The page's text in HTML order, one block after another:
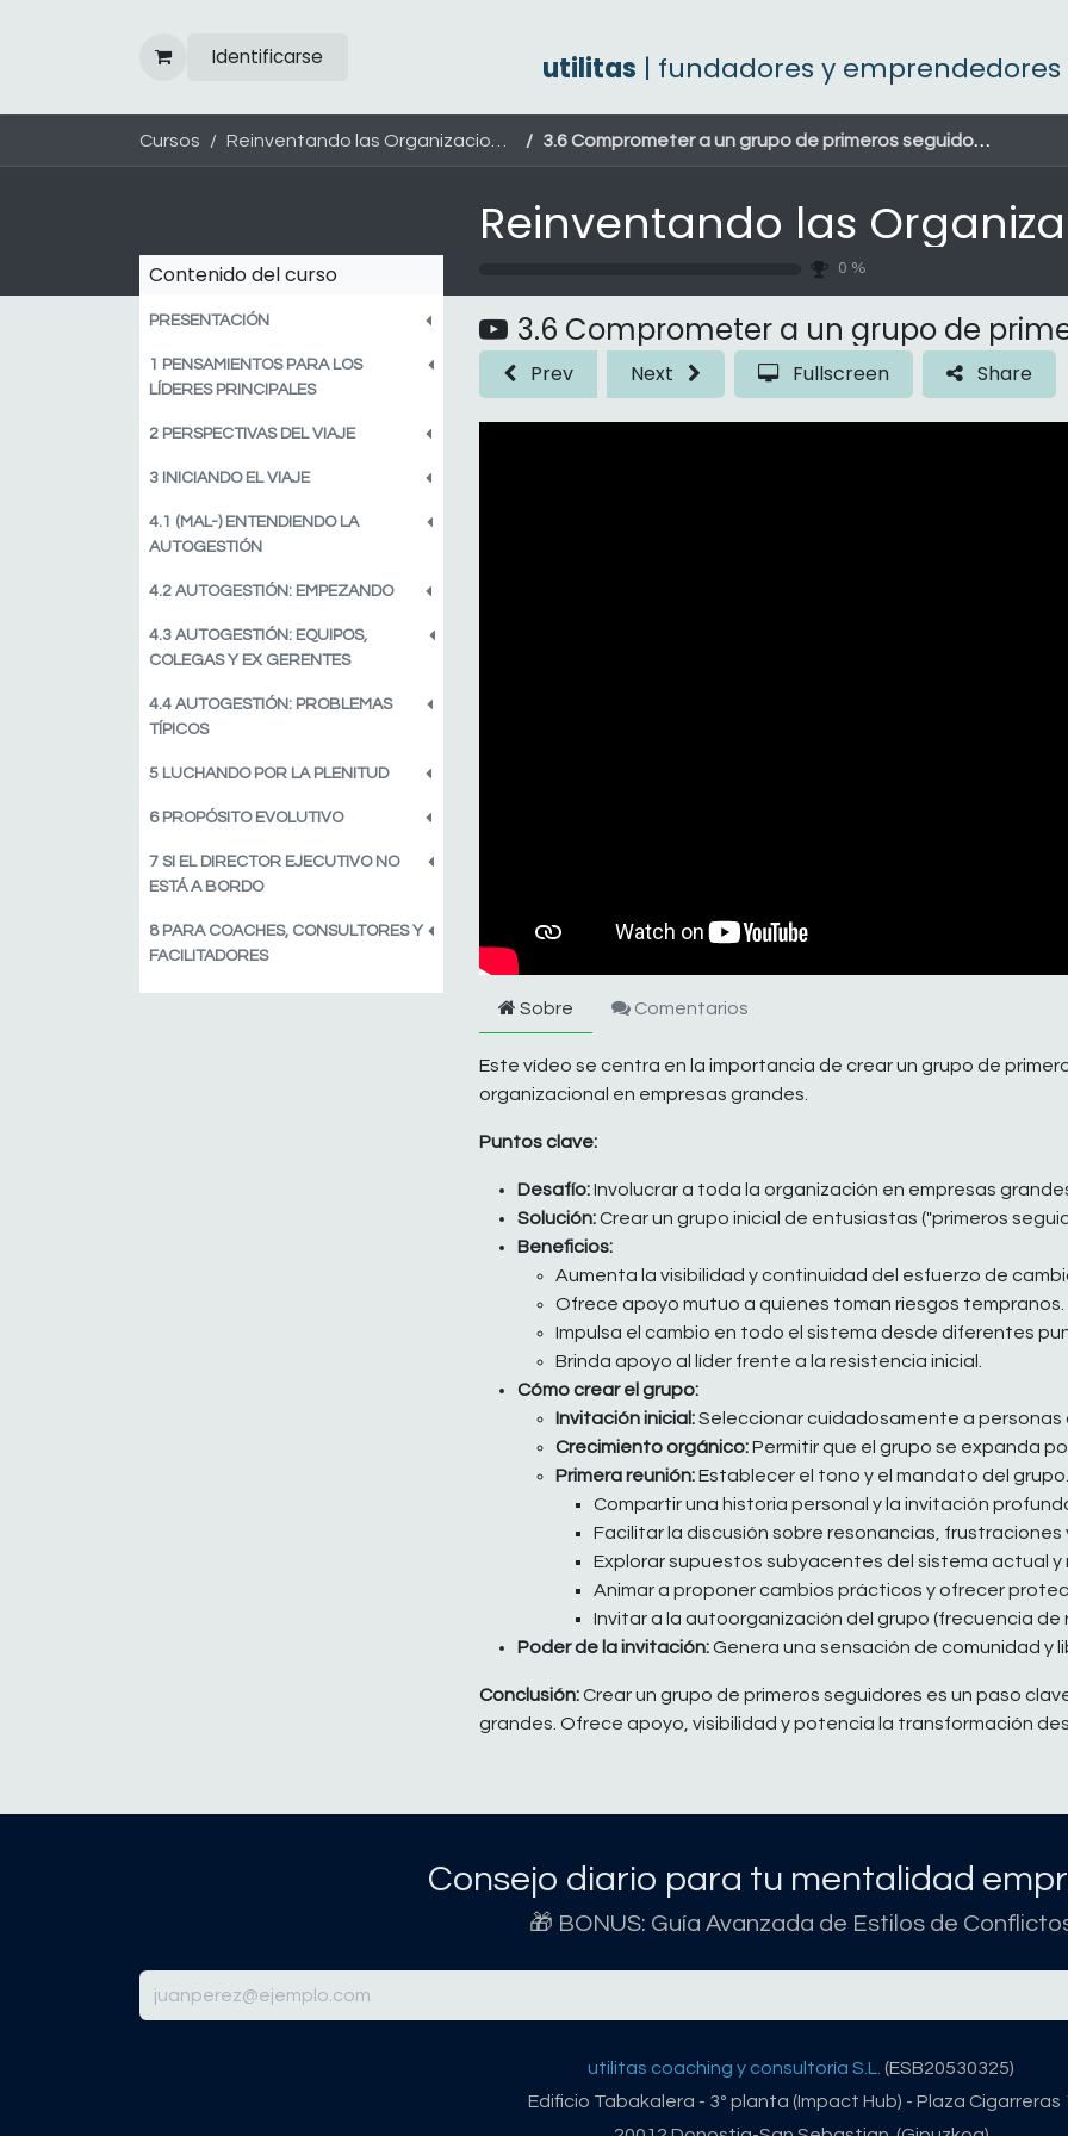
utilitas | fundadores y emprendedores
Identificarse
Cursos 3.6 Comprometer a un grupo de primeros seguidores
0 %
Contenido del curso
PRESENTACIÓN
1 PENSAMIENTOS PARA LOS
LÍDERES PRINCIPALES
2 PERSPECTIVAS DEL VIAJE
3 INICIANDO EL VIAJE
4.1 (MAL-) ENTENDIENDO LA
AUTOGESTIÓN
4.2 AUTOGESTIÓN: EMPEZANDO
4.3 AUTOGESTIÓN: EQUIPOS,
COLEGAS Y EX GERENTES
4.4 AUTOGESTIÓN: PROBLEMAS
TÍPICOS
5 LUCHANDO POR LA PLENITUD
6 PROPÓSITO EVOLUTIVO
7 SI EL DIRECTOR EJECUTIVO NO
ESTÁ A BORDO
8 PARA COACHES, CONSULTORES Y
FACILITADORES
3.6 Comprometer a un grupo de
Prev Next Fullscreen Share
Sobre Comentarios
Este vídeo se centra en la importancia de crear un grupo de
organizacional en empresas grandes.
Puntos clave:
Desafío:Involucrar a toda la organización en empresas grandes
Solución:Crear un grupo inicial de entusiastas ("primeros
Beneficios:
Aumenta la visibilidad y continuidad del esfuerzo de
Ofrece apoyo mutuo a quienes toman riesgos tempranos.
Impulsa el cambio en todo el sistema desde diferentes
Brinda apoyo al líder frente a la resistencia inicial.
Cómo crear el grupo:
Invitación inicial:Seleccionar cuidadosamente a personas
Crecimiento orgánico:Permitir que el grupo se expanda
Primera reunión:Establecer el tono y el mandato del grupo.
Compartir una historia personal y la invitación
Facilitar la discusión sobre resonancias, frustraciones
Explorar supuestos subyacentes del sistema actual y
Animar a proponer cambios prácticos y ofrecer
Invitar a la autoorganización del grupo (frecuencia de
Poder de la invitación:Genera una sensación de comunidad y
Conclusión:Crear un grupo de primeros seguidores es un paso
grandes. Ofrece apoyo, visibilidad y potencia la transformación
Consejo diario para tu mentalidad
🎁 BONUS: Guía Avanzada de Estilos de
utilitas coaching y consultoría S.L.
(ESB20530325)
Edificio Tabakalera - 3º planta (Impact Hub) - Plaza Cigarreras